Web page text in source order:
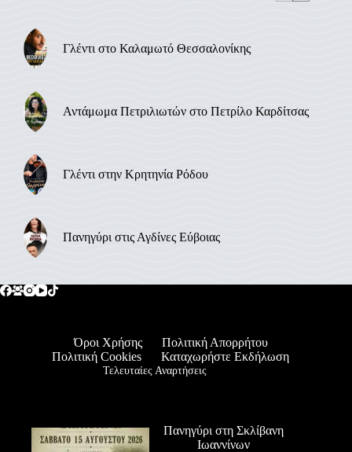
Γλέντι στο Καλαμωτό Θεσσαλονίκης
Αντάμωμα Πετριλιωτών στο Πετρίλο Καρδίτσας
Γλέντι στην Κρητηνία Ρόδου
Πανηγύρι στις Αγδίνες Εύβοιας
Όροι Χρήσης
Πολιτική Απορρήτου
Πολιτική Cookies
Καταχωρήστε Εκδήλωση
Τελευταίες Αναρτήσεις
Πανηγύρι στη Σκλίβανη
Ιωαννίνων